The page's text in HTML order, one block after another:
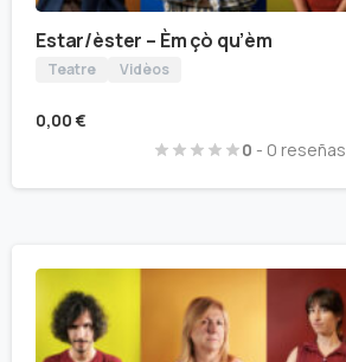
Estar/èster – Èm çò qu’èm
Teatre Vidèos
0,00 €
0 - 0 reseñas